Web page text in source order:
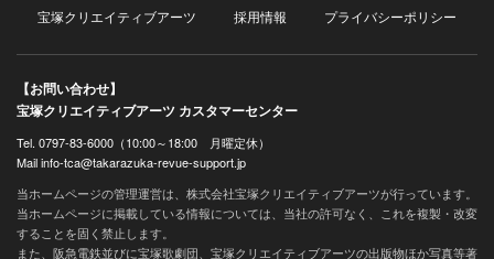
宝塚クリエイティブアーツ 採用情報 プライバシーポリシー
【お問い合わせ】
宝塚クリエイティブアーツ カスタマーセンター
Tel. 0797-83-6000（10:00～18:00 月曜定休）
Mail info-tca@takarazuka-revue-support.jp
当ホームページの管理運営は、株式会社宝塚クリエイティブアーツが行っています。
当ホームページに掲載している情報については、当社の許可なく、これを複製・改変
することを固く禁止します。
また、阪急電鉄並びに宝塚歌劇団、宝塚クリエイティブアーツの出版物ほか写真等著